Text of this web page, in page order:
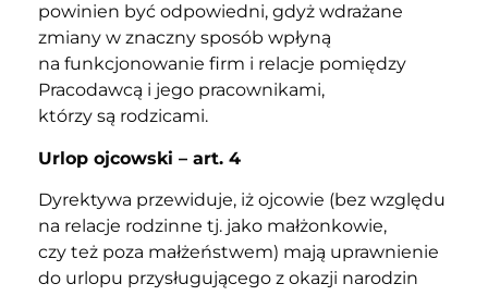
powinien być odpowiedni, gdyż wdrażane
zmiany w znaczny sposób wpłyną
na funkcjonowanie firm i relacje pomiędzy
Pracodawcą i jego pracownikami,
którzy są rodzicami.
Urlop ojcowski – art. 4
Dyrektywa przewiduje, iż ojcowie (bez względu
na relacje rodzinne tj. jako małżonkowie,
czy też poza małżeństwem) mają uprawnienie
do urlopu przysługującego z okazji narodzin